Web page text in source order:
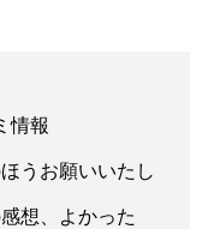
情報
うお願いいたし
想、よかった